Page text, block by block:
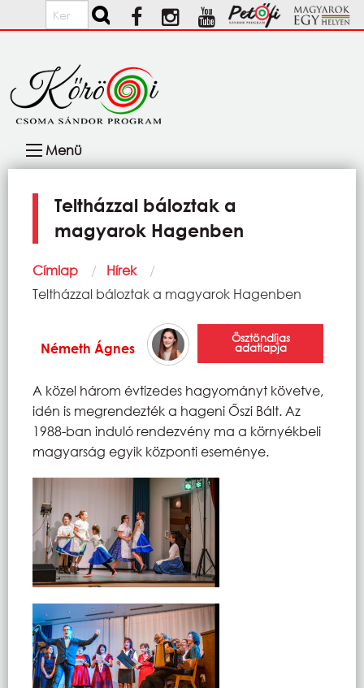
Ugrás a tartalomra
Keresés
navigáció
Menü
Teltházzal báloztak a
magyarok Hagenben
Morzsa
Címlap
Hírek
Current:
Teltházzal báloztak a magyarok Hagenben
Németh Ágnes
Ösztöndíjas
adatlapja
A közel három évtizedes hagyományt követve,
idén is megrendezték a hageni Őszi Bált. Az
1988-ban induló rendezvény ma a környékbeli
magyarság egyik központi eseménye.